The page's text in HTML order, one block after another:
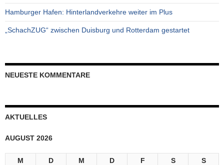
Hamburger Hafen: Hinterlandverkehre weiter im Plus
„SchachZUG“ zwischen Duisburg und Rotterdam gestartet
NEUESTE KOMMENTARE
AKTUELLES
AUGUST 2026
M D M D F S
S